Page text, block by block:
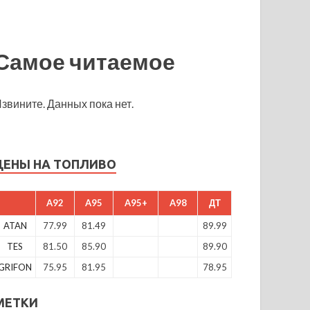
читаемое
Данных пока нет.
НА ТОПЛИВО
A92 A95 A95+ A98 ДТ
ATAN 77.99 81.49
89.99
TES
81.50 85.90
89.90
75.95 81.95 78.95